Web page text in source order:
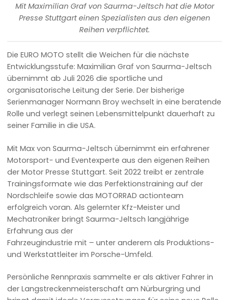
Mit Maximilian Graf von Saurma-Jeltsch hat die Motor
Presse Stuttgart einen Spezialisten aus den eigenen
Reihen verpflichtet.
Die EURO MOTO stellt die Weichen für die nächste
Entwicklungsstufe: Maximilian Graf von Saurma-Jeltsch
übernimmt ab Juli 2026 die sportliche und
organisatorische Leitung der Serie. Der bisherige
Serienmanager Normann Broy wechselt in eine beratende
Rolle und verlegt seinen Lebensmittelpunkt dauerhaft zu
seiner Familie in die USA.
Mit Max von Saurma-Jeltsch übernimmt ein erfahrener
Motorsport- und Eventexperte aus den eigenen Reihen
der Motor Presse Stuttgart. Seit 2022 treibt er zentrale
Trainingsformate wie das Perfektionstraining auf der
Nordschleife sowie das MOTORRAD actionteam
erfolgreich voran. Als gelernter Kfz-Meister und
Mechatroniker bringt Saurma-Jeltsch langjährige
Erfahrung aus der
Fahrzeugindustrie mit – unter anderem als Produktions-
und Werkstattleiter im Porsche-Umfeld.
Persönliche Rennpraxis sammelte er als aktiver Fahrer in
der Langstreckenmeisterschaft am Nürburgring und